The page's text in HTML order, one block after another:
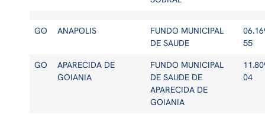
GO ANAPOLIS
FUNDO MUNICIPAL
DE SAUDE
55
GO
APARECIDA DE
GOIANIA
FUNDO MUNICIPAL
DE SAUDE DE
APARECIDA DE
GOIANIA
04